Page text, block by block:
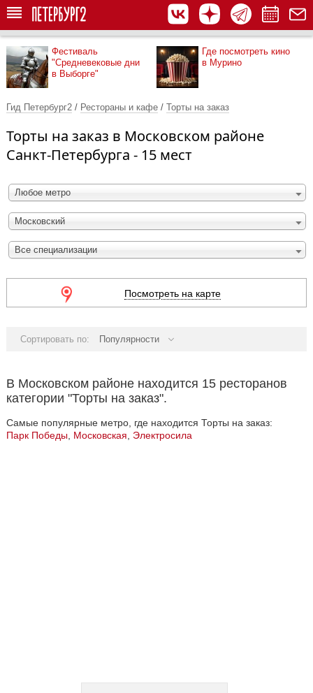
Фестиваль
"Средневековые дни
в Выборге"
Где посмотреть кино
в Мурино
Гид Петербург2 / Рестораны и кафе / Торты на заказ
Торты на заказ в Московском районе
Санкт-Петербурга - 15 мест
Любое метро
Московский
Все специализации
Посмотреть на карте
Сортировать по: Популярности
В Московском районе находится 15 ресторанов
категории "Торты на заказ".
Самые популярные метро, где находится Торты на заказ:
Парк Победы Московская Электросила